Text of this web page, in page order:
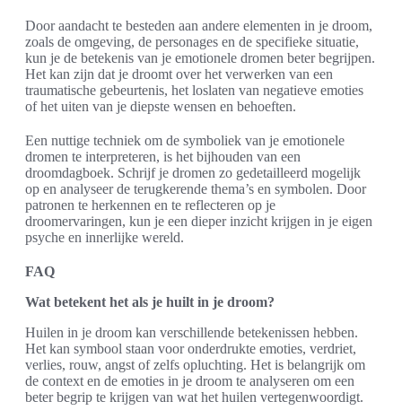
Door aandacht te besteden aan andere elementen in je droom,
zoals de omgeving, de personages en de specifieke situatie,
kun je de betekenis van je emotionele dromen beter begrijpen.
Het kan zijn dat je droomt over het verwerken van een
traumatische gebeurtenis, het loslaten van negatieve emoties
of het uiten van je diepste wensen en behoeften.
Een nuttige techniek om de symboliek van je emotionele
dromen te interpreteren, is het bijhouden van een
droomdagboek. Schrijf je dromen zo gedetailleerd mogelijk
op en analyseer de terugkerende thema’s en symbolen. Door
patronen te herkennen en te reflecteren op je
droomervaringen, kun je een dieper inzicht krijgen in je eigen
psyche en innerlijke wereld.
FAQ
Wat betekent het als je huilt in je droom?
Huilen in je droom kan verschillende betekenissen hebben.
Het kan symbool staan voor onderdrukte emoties, verdriet,
verlies, rouw, angst of zelfs opluchting. Het is belangrijk om
de context en de emoties in je droom te analyseren om een
beter begrip te krijgen van wat het huilen vertegenwoordigt.